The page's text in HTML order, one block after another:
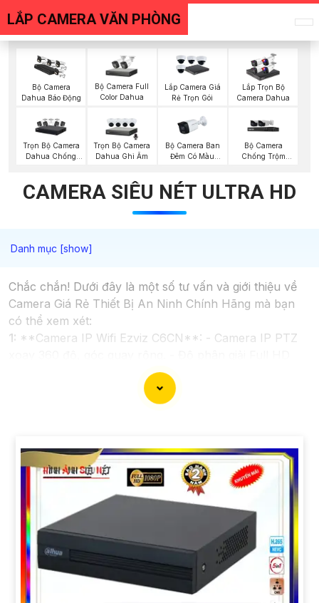
LẮP CAMERA VĂN PHÒNG
Bộ Camera
Dahua Báo Động
Bộ Camera Full
Color Dahua
Lắp Camera Giá
Rẻ Trọn Gói
Lắp Trọn Bộ
Camera Dahua
Trọn Bộ Camera
Dahua Chống
Trọn Bộ Camera
Dahua Ghi Âm
Bộ Camera Ban
Đêm Có Màu
Bộ Camera
Chống Trộm
CAMERA SIÊU NÉT ULTRA HD
Chắc chắn! Dưới đây là một số tư vấn và giới thiệu về
Camera Giá Rẻ Thiết Bị An Ninh Chính Hãng mà bạn
có thể xem xét:
1: **Camera IP Wifi Ezviz C6CN**: - Camera IP PTZ
1080p. - Hỗ trợ kết nối không dây WiFi. - Tích hợp
công nghệ hồng ngoại thông minh. - Phù hợp để theo
giải 2MP (1920x1080). - Hỗ trợ chống ngược sáng kỹ
thuật số. - Thiết kế vỏ nhựa chống va đập. - Hồng
ngoại ban đêm khoảng cách lên đến 30m.
✳️3: **Camera Dahua HDCVI HAC-HFW1200T**: -
Camera HDCVI 2MP hỗ trợ chất lượng hình ảnh cao. -
Lens cố định 3.6mm. - Tầm quan sát hồng ngoại lên
đến 20m. - Chống ngược sáng Digital WDR, cân bằng
sáng, chống nhiễu 3D. - Giá phải chăng với chất lượng
chắc chắn hơn